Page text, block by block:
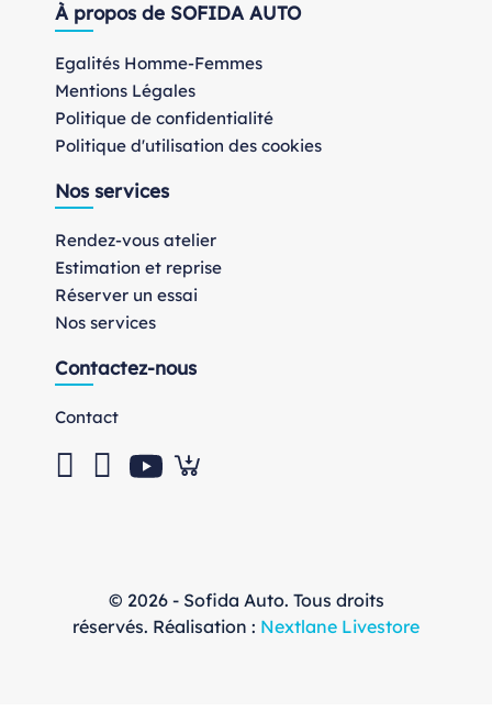
À propos de SOFIDA AUTO
Egalités Homme-Femmes
Mentions Légales
Politique de confidentialité
Politique d'utilisation des cookies
Nos services
Rendez-vous atelier
Estimation et reprise
Réserver un essai
Nos services
Contactez-nous
Contact
© 2026 - Sofida Auto. Tous droits
réservés. Réalisation : Nextlane Livestore